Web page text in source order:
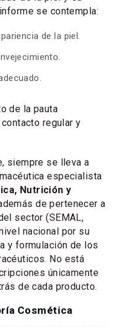
se contempla:
de la piel.
de la pauta
regular y
siempre se lleva a
especialista
Nutrición y
de pertenecer a
sector (SEMAL,
nacional por su
y formulación de los
No está
únicamente
de cada producto.
Cosmética